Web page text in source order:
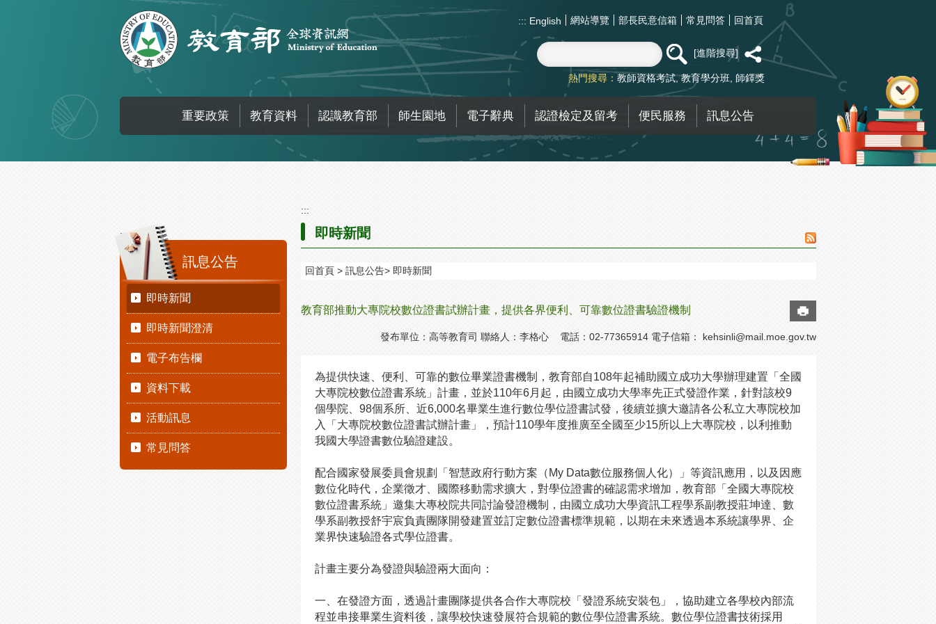
::: English 網站導覽 部長民意信箱 常見問答 回首頁
進階搜尋
熱門搜尋： 教師資格考試 教育學分班 師鐸獎
重要政策 教育資料 認識教育部 師生園地 電子辭典 認證檢定及留考 便民服務 訊息公告
:::
訊息公告
即時新聞
即時新聞澄清
電子布告欄
資料下載
活動訊息
常見問答
:::
即時新聞
回首頁 訊息公告 即時新聞
教育部推動大專院校數位證書試辦計畫，提供各界便利、可靠數位證書驗證機制
發布單位：高等教育司 聯絡人：李格心 電話：02-77365914 電子信箱： kehsinli@mail.moe.gov.tw
為提供快速、便利、可靠的數位畢業證書機制，教育部自108年起補助國立成功大學辦理建置「全國
大專院校數位證書系統」計畫，並於110年6月起，由國立成功大學率先正式發證作業，針對該校9
個學院、98個系所、近6,000名畢業生進行數位學位證書試發，後續並擴大邀請各公私立大專院校加
入「大專院校數位證書試辦計畫」，預計110學年度推廣至全國至少15所以上大專院校，以利推動
我國大學證書數位驗證建設。
配合國家發展委員會規劃「智慧政府行動方案（My Data數位服務個人化）」等資訊應用，以及因應
數位化時代，企業徵才、國際移動需求擴大，對學位證書的確認需求增加，教育部「全國大專院校
數位證書系統」邀集大專校院共同討論發證機制，由國立成功大學資訊工程學系副教授莊坤達、數
學系副教授舒宇宸負責團隊開發建置並訂定數位證書標準規範，以期在未來透過本系統讓學界、企
業界快速驗證各式學位證書。
計畫主要分為發證與驗證兩大面向：
一、在發證方面，透過計畫團隊提供各合作大專院校「發證系統安裝包」，協助建立各學校內部流
程並串接畢業生資料後，讓學校快速發展符合規範的數位學位證書系統。數位學位證書技術採用